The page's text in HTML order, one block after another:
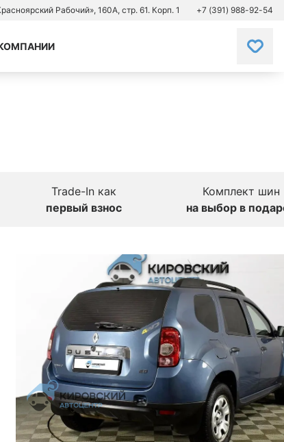
Рабочий», 160А, стр. 61. Корп. 1 +7 (391) 988-92-54
Trade-In как
первый взнос
Комплект шин
на выбор в